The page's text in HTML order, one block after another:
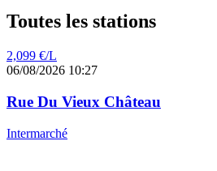
Toutes les stations
2,099 €/L
06/08/2026 10:27
Rue Du Vieux Château
Intermarché